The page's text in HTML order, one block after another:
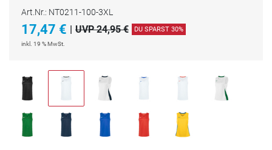
Art.Nr.: NT0211-100-3XL
17,47 € | UVP 24,95 € DU SPARST 30%
inkl. 19 % MwSt.